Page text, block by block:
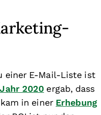
einer E-Mail-Liste ist
2020 ergab, dass
in einer Erhebung